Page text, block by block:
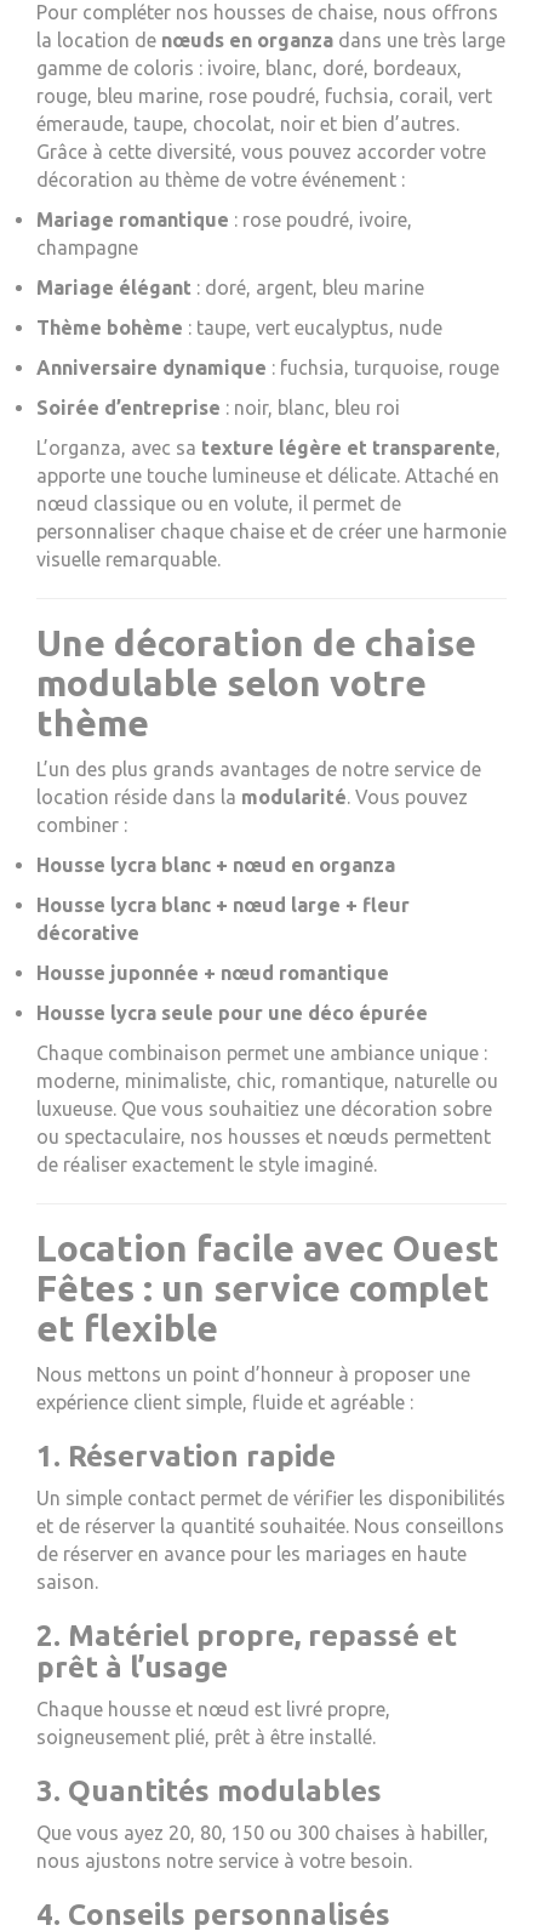
Pour compléter nos housses de chaise, nous offrons
la location de nœuds en organza dans une très large
gamme de coloris : ivoire, blanc, doré, bordeaux,
rouge, bleu marine, rose poudré, fuchsia, corail, vert
émeraude, taupe, chocolat, noir et bien d’autres.
Grâce à cette diversité, vous pouvez accorder votre
décoration au thème de votre événement :
Mariage romantique : rose poudré, ivoire,
champagne
Mariage élégant : doré, argent, bleu marine
Thème bohème : taupe, vert eucalyptus, nude
Anniversaire dynamique : fuchsia, turquoise, rouge
Soirée d’entreprise : noir, blanc, bleu roi
L’organza, avec sa texture légère et transparente,
apporte une touche lumineuse et délicate. Attaché en
nœud classique ou en volute, il permet de
personnaliser chaque chaise et de créer une harmonie
visuelle remarquable.
Une décoration de chaise
modulable selon votre
thème
L’un des plus grands avantages de notre service de
location réside dans la modularité. Vous pouvez
combiner :
Housse lycra blanc + nœud en organza
Housse lycra blanc + nœud large + fleur
décorative
Housse juponnée + nœud romantique
Housse lycra seule pour une déco épurée
Chaque combinaison permet une ambiance unique :
moderne, minimaliste, chic, romantique, naturelle ou
luxueuse. Que vous souhaitiez une décoration sobre
ou spectaculaire, nos housses et nœuds permettent
de réaliser exactement le style imaginé.
Location facile avec Ouest
Fêtes : un service complet
et flexible
Nous mettons un point d’honneur à proposer une
expérience client simple, fluide et agréable :
1. Réservation rapide
Un simple contact permet de vérifier les disponibilités
et de réserver la quantité souhaitée. Nous conseillons
de réserver en avance pour les mariages en haute
saison.
2. Matériel propre, repassé et
prêt à l’usage
Chaque housse et nœud est livré propre,
soigneusement plié, prêt à être installé.
3. Quantités modulables
Que vous ayez 20, 80, 150 ou 300 chaises à habiller,
nous ajustons notre service à votre besoin.
4. Conseils personnalisés